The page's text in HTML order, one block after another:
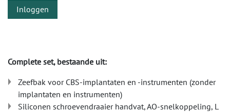
Inloggen
Complete set, bestaande uit:
Zeefbak voor CBS-implantaten en -instrumenten (zonder
implantaten en instrumenten)
Siliconen schroevendraaier handvat, AO-snelkoppeling, L